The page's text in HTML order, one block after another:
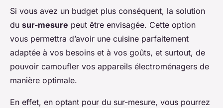
Si vous avez un budget plus conséquent, la solution
du sur-mesure peut être envisagée. Cette option
vous permettra d’avoir une cuisine parfaitement
adaptée à vos besoins et à vos goûts, et surtout, de
pouvoir camoufler vos appareils électroménagers de
manière optimale.
En effet, en optant pour du sur-mesure, vous pourrez